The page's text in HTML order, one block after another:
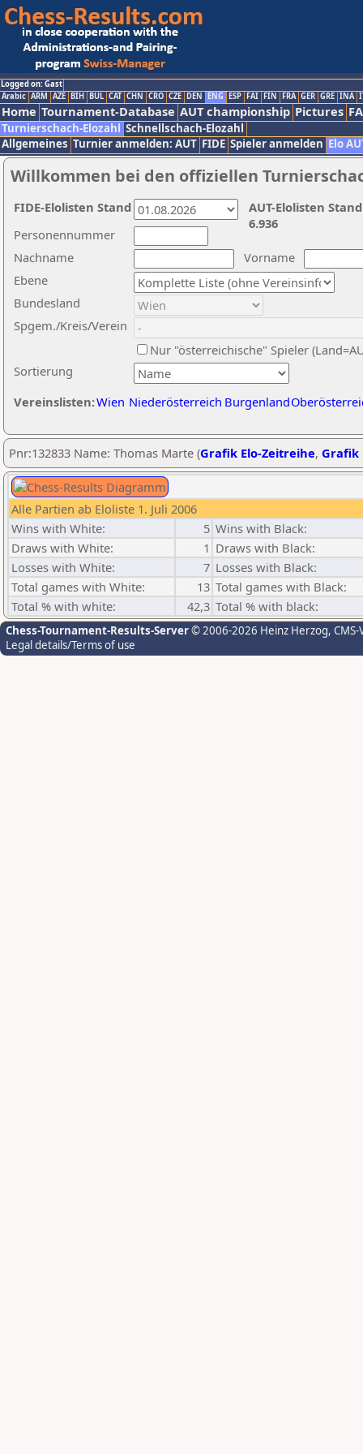
Logged on: Gast
Arabic ARM AZE BIH BUL CAT CHN CRO CZE DEN ENG ESP FAI FIN FRA GER GRE INA
Home Tournament-Database AUT championship Pictures
Turnierschach-Elozahl Schnellschach-Elozahl
Allgemeines Turnier anmelden: AUT FIDE Spieler anmelden Elo
Willkommen bei den offiziellen
Nachname
Vorname
Ebene
Sortierung
Personennummer
Bundesland
Spgem./Kreis/Verein
Nur "österreichische" Spieler
Vereinslisten:Wien Niederösterreich Burgenland
AUT-Elolisten
6.936
FIDE-Elolisten Stand
Pnr:132833 Name: Thomas Marte (Grafik Elo-Zeitreihe, Grafik
Alle Partien ab Eloliste 1. Juli 2006
Wins with White:
5 Wins with Black:
Draws with White:
1 Draws with Black:
Losses with White:
7 Losses with Black:
Total games with White:
13 Total games with Black:
Total % with white:
42,3 Total % with black:
Chess-Tournament-Results-Server© 2006-2026 Heinz Herzog,
Legal details/Terms of use